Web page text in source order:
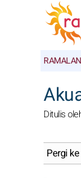
Ditulis
Pergi ke